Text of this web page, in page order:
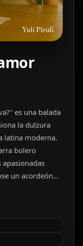
es una balada
la dulzura
latina moderna.
bolero
apasionadas
un acordeón
y güira,
siempre
de la ausencia,